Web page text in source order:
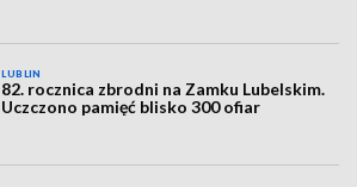
LUBLIN
82. rocznica zbrodni na Zamku Lubelskim.
Uczczono pamięć blisko 300 ofiar